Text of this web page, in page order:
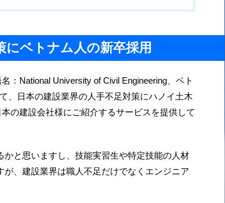
にベトナム人の新卒採用
：National University of Civil Engineering、ベト
、日本の建設業界の人手不足対策にハノイ土木
の建設会社様にご紹介するサービスを提供して
と思いますし、技能実習生や特定技能の人材
、建設業界は職人不足だけでなくエンジニア